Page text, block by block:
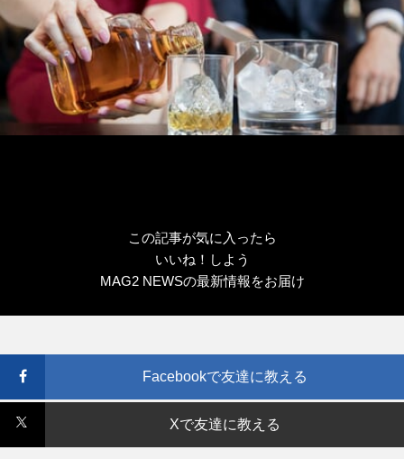
この記事が気に入ったら
いいね！しよう
MAG2 NEWSの最新情報をお届け
Facebookで友達に教える
Xで友達に教える